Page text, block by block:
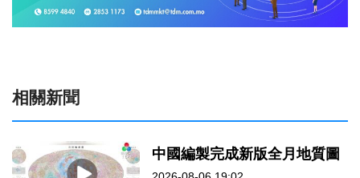
相關新聞
中國編製完成新版全月地質圖